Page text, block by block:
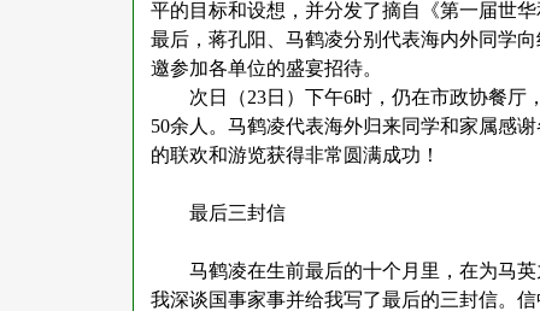
平的目标和设想，并分发了摘自《第一届世
最后，蒋孔阳、马鹤凌分别代表海内外同学
邀参加各单位的盛宴招待。
次日（23日）下午6时，仍在市政协餐厅
50余人。马鹤凌代表海外归来同学和家属感
的联欢和游览获得非常圆满成功！
最后三封信
马鹤凌在生前最后的十个月里，在为马
我深谈国事家事并给我写了最后的三封信。